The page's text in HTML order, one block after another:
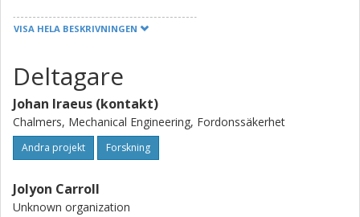
thorax and head injuries in PTW to side of vehiclecrashes
whilst anti-lock braking systems are prevalent in thefleet,
we seek protective countermeasures before advanced
emergency braking or steeringbecome normal as
preventative measures.
The goal of the proposed project is to develop efficient
risk, and protective countermeasure effectiveness,
underthe influence of variability in rider size/sex, rider
VISA HELA BESKRIVNINGEN
Deltagare
Johan Iraeus (kontakt)
Chalmers, Mechanical Engineering, Fordonssäkerhet
Andra projekt Forskning
Jolyon Carroll
Unknown organization